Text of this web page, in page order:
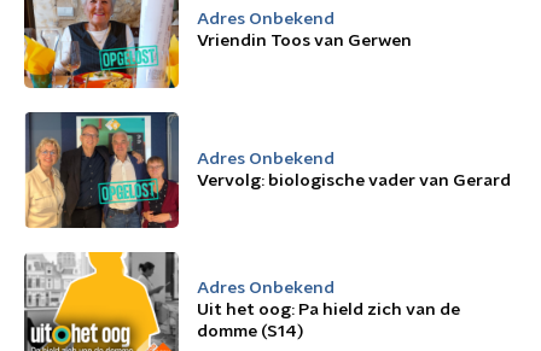
Adres Onbekend
Vriendin Toos van Gerwen
Adres Onbekend
Vervolg: biologische vader van Gerard
Adres Onbekend
Uit het oog: Pa hield zich van de
domme (S14)